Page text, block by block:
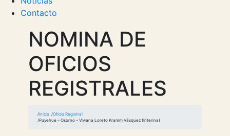
Contacto
NOMINA DE
OFICIOS
REGISTRALES
Inicio
Oficio Registral
Puyehue – Osorno – Viviana Loreto Kramm Vásquez (Interina)